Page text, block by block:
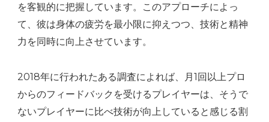
を客観的に把握しています。このアプローチによっ
て、彼は身体の疲労を最小限に抑えつつ、技術と精神
力を同時に向上させています。
2018年に行われたある調査によれば、月1回以上プロ
からのフィードバックを受けるプレイヤーは、そうで
ないプレイヤーに比べ技術が向上していると感じる割